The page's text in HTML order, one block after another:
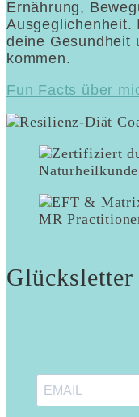
Ernährung,
Ausgeglichenheit.
deine Gesundheit
kommen.
Fun Facts über
Glücksletter